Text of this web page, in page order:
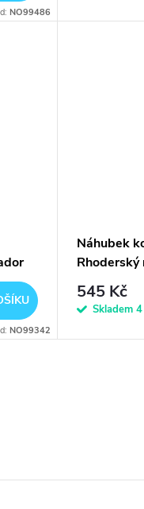
NO99486
NO99342
Náhubek
545 Kč
Skladem